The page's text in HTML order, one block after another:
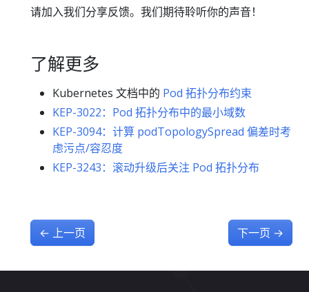
请加入我们分享反馈。我们期待聆听你的声音！
了解更多
Kubernetes 文档中的 Pod 拓扑分布约束
KEP-3022：Pod 拓扑分布中的最小域数
KEP-3094：计算 podTopologySpread 偏差时考
虑污点/容忍度
KEP-3243：滚动升级后关注 Pod 拓扑分布
← 上一页 下一页 →